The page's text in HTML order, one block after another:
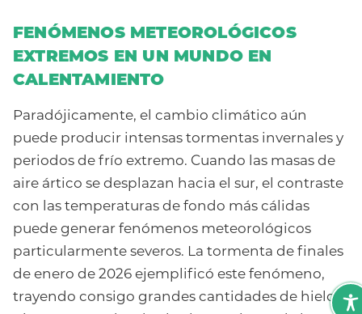
FENÓMENOS METEOROLÓGICOS
EXTREMOS EN UN MUNDO EN
CALENTAMIENTO
Paradójicamente, el cambio climático aún
puede producir intensas tormentas invernales y
periodos de frío extremo. Cuando las masas de
aire ártico se desplazan hacia el sur, el contraste
con las temperaturas de fondo más cálidas
puede generar fenómenos meteorológicos
particularmente severos. La tormenta de finales
de enero de 2026 ejemplificó este fenómeno,
trayendo consigo grandes cantidades de hielo y